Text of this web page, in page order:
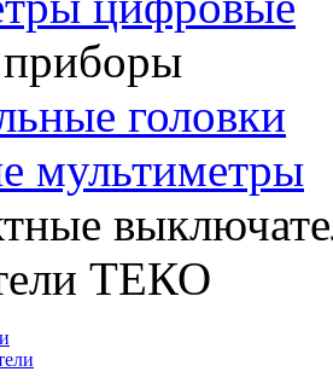
головки
мультиметры
ТЕКО